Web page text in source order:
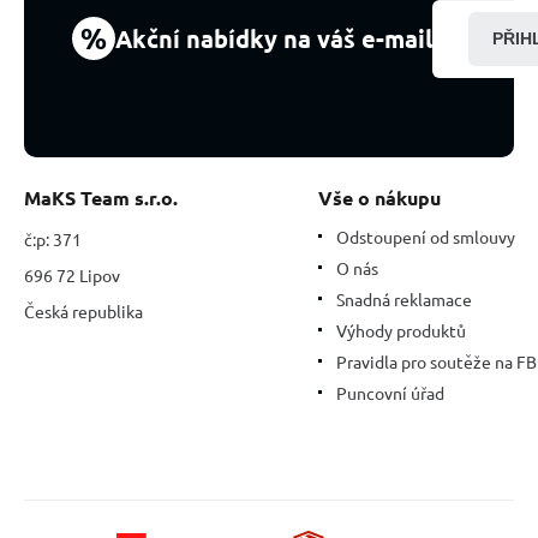
% Akční nabídky na váš e-mail
MaKS Team s.r.o.
č:p: 371
696 72 Lipov
Česká republika
Vše o nákupu
Odstoupení od smlouvy
O nás
Snadná reklamace
Výhody produktů
Pravidla pro soutěže na FB
Puncovní úřad